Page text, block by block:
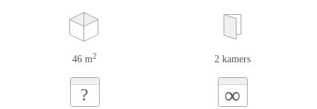
46 m2 2 kamers
? ∞